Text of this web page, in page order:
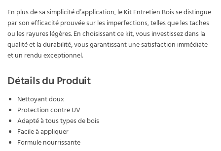
En plus de sa simplicité d’application, le Kit Entretien Bois se distingue
par son efficacité prouvée sur les imperfections, telles que les taches
ou les rayures légères. En choisissant ce kit, vous investissez dans la
qualité et la durabilité, vous garantissant une satisfaction immédiate
et un rendu exceptionnel.
Détails du Produit
Nettoyant doux
Protection contre UV
Adapté à tous types de bois
Facile à appliquer
Formule nourrissante